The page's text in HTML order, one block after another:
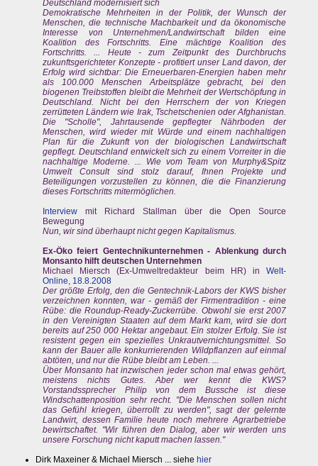
Deutschland modernisiert sich
Demokratische Mehrheiten in der Politik, der Wunsch der
Menschen, die technische Machbarkeit und da ökonomische
Interesse von Unternehmen/Landwirtschaft bilden eine
Koalition des Fortschritts. Eine mächtige Koalition des
Fortschritts. ... Heute - zum Zeitpunkt des Durchbruchs
zukunftsgerichteter Konzepte - profitiert unser Land davon, der
Erfolg wird sichtbar: Die Erneuerbaren-Energien haben mehr
als 100.000 Menschen Arbeitsplätze gebracht, bei den
biogenen Treibstoffen bleibt die Mehrheit der Wertschöpfung in
Deutschland. Nicht bei den Herrschern der von Kriegen
zerrütteten Ländern wie Irak, Tschetschenien oder Afghanistan.
Die "Scholle", Jahrtausende gepflegter Nährboden der
Menschen, wird wieder mit Würde und einem nachhaltigen
Plan für die Zukunft von der biologischen Landwirtschaft
gepflegt. Deutschland entwickelt sich zu einem Vorreiter in die
nachhaltige Moderne. ... Wie vom Team von Murphy&Spitz
Umwelt Consult sind stolz darauf, Ihnen Projekte und
Beteiligungen vorzustellen zu können, die die Finanzierung
dieses Fortschritts mitermöglichen.
Interview mit Richard Stallman über die Open Source
Bewegung
Nun, wir sind überhaupt nicht gegen Kapitalismus.
Ex-Öko feiert Gentechnikunternehmen - Ablenkung durch
Monsanto hilft deutschen Unternehmen
Michael Miersch (Ex-Umweltredakteur beim HR) inWelt-
Online, 18.8.2008
Der größte Erfolg, den die Gentechnik-Labors der KWS bisher
verzeichnen konnten, war - gemäß der Firmentradition - eine
Rübe: die Roundup-Ready-Zuckerrübe. Obwohl sie erst 2007
in den Vereinigten Staaten auf dem Markt kam, wird sie dort
bereits auf 250 000 Hektar angebaut. Ein stolzer Erfolg. Sie ist
resistent gegen ein spezielles Unkrautvernichtungsmittel. So
kann der Bauer alle konkurrierenden Wildpflanzen auf einmal
abtöten, und nur die Rübe bleibt am Leben. ...
Über Monsanto hat inzwischen jeder schon mal etwas gehört,
meistens nichts Gutes. Aber wer kennt die KWS?
Vorstandssprecher Philip von dem Bussche ist diese
Windschattenposition sehr recht. "Die Menschen sollen nicht
das Gefühl kriegen, überrollt zu werden", sagt der gelernte
Landwirt, dessen Familie heute noch mehrere Agrarbetriebe
bewirtschaftet. "Wir führen den Dialog, aber wir werden uns
unsere Forschung nicht kaputt machen lassen."
Dirk Maxeiner & Michael Miersch ... siehe hier